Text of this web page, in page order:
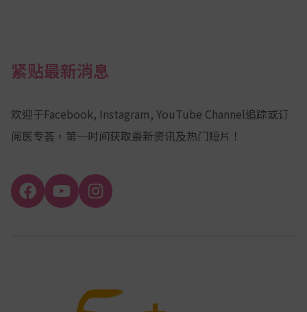
紧贴最新消息
欢迎于Facebook, Instagram, YouTube Channel追踪或订
阅医专荟，第一时间获取最新资讯及热门短片！
Facebook
YouTube
Channel
Instagram